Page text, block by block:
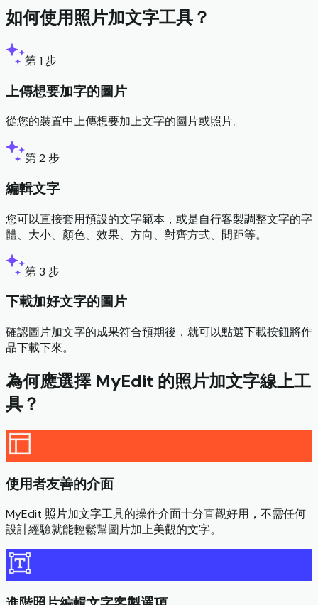
如何使用照片加文字工具？
第 1 步
上傳想要加字的圖片
從您的裝置中上傳想要加上文字的圖片或照片。
第 2 步
編輯文字
您可以直接套用預設的文字範本，或是自行客製調整文字的字
體、大小、顏色、效果、方向、對齊方式、間距等。
第 3 步
下載加好文字的圖片
確認圖片加文字的成果符合預期後，就可以點選下載按鈕將作
品下載下來。
為何應選擇 MyEdit 的照片加文字線上工
具？
使用者友善的介面
MyEdit 照片加文字工具的操作介面十分直觀好用，不需任何
設計經驗就能輕鬆幫圖片加上美觀的文字。